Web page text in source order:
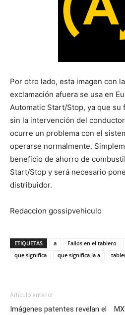
Por otro lado, esta imagen con la
exclamación afuera se usa en
Automatic Start/Stop, ya que su
sin la intervención del
ocurre un problema con el
operarse normalmente.
beneficio de ahorro de
Start/Stop y será necesario
distribuidor.
Redaccion gossipvehiculo
ETIQUETAS a Fallos en el tablero
que significa
que significa la a
Artículo anterior
Imágenes patentes revelan el